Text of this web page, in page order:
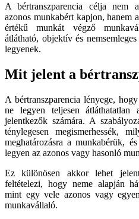
A bértranszparencia célja nem
azonos munkabért kapjon, hanem
értékű munkát végző
átlátható, objektív és
legyenek.
Mit jelent a
A bértranszparencia lényege,
ne legyen teljesen
jelentkezők számára. A
ténylegesen megismerhessék,
meghatározásra a munkabérük,
legyen az azonos vagy hasonló
Ez különösen akkor lehet
feltételezi, hogy neme alapján
mint egy vele azonos vagy
munkavállaló.